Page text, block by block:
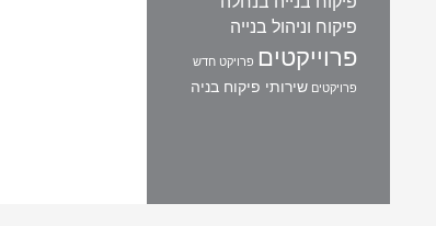
פיקוח וניהול בנייה
פרוייקטים פרויקט חדש
פרויקטים שירותי פיקוח בניה